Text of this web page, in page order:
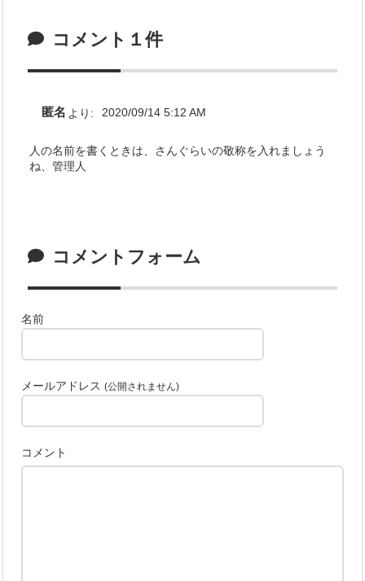
コメント１件
匿名 より: 2020/09/14 5:12 AM
人の名前を書くときは、さんぐらいの敬称を入れましょう
ね、管理人
コメントフォーム
名前
メールアドレス(公開されません)
コメント